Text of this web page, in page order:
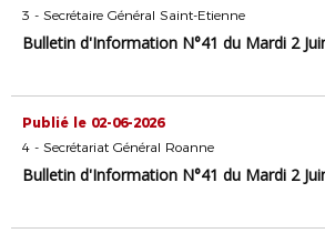
3 - Secrétaire Général Saint-Etienne
Bulletin d'Information N°41 du Mardi 2
Publié le 02-06-2026
4 - Secrétariat Général Roanne
Bulletin d'Information N°41 du Mardi 2